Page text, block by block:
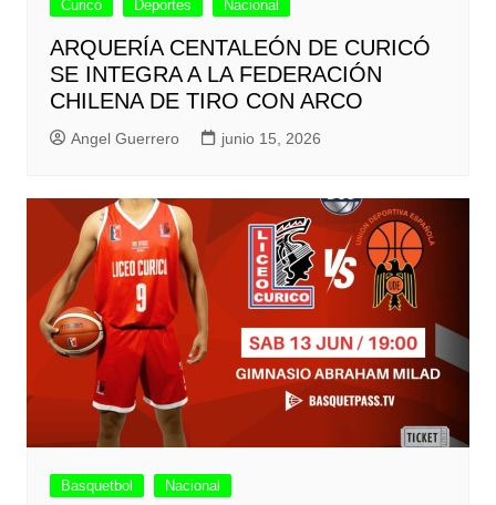
Curicó Deportes Nacional
ARQUERÍA CENTALEÓN DE CURICÓ
SE INTEGRA A LA FEDERACIÓN
CHILENA DE TIRO CON ARCO
Angel Guerrero junio 15, 2026
Basquetbol Nacional